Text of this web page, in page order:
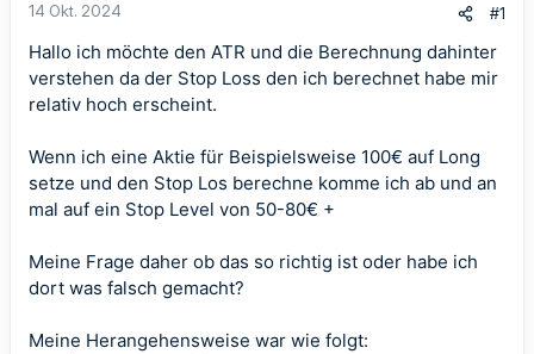
14 Okt. 2024 #1
Hallo ich möchte den ATR und die Berechnung dahinter
verstehen da der Stop Loss den ich berechnet habe mir
relativ hoch erscheint.
Wenn ich eine Aktie für Beispielsweise 100€ auf Long
setze und den Stop Los berechne komme ich ab und an
mal auf ein Stop Level von 50-80€ +
Meine Frage daher ob das so richtig ist oder habe ich
dort was falsch gemacht?
Meine Herangehensweise war wie folgt: